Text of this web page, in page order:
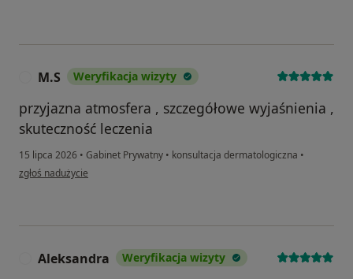
M.S Weryfikacja wizyty
przyjazna atmosfera , szczegółowe wyjaśnienia ,
skuteczność leczenia
15 lipca 2026 • Gabinet Prywatny • konsultacja dermatologiczna •
w opinii użytkownika M.S
zgłoś nadużycie
Aleksandra Weryfikacja wizyty